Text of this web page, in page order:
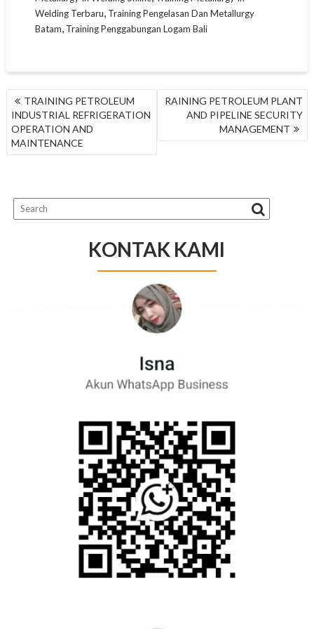
Welding Terbaru, Training Pengelasan Dan Metallurgy
Batam, Training Penggabungan Logam Bali
NAVIGASI
POS
TRAINING PETROLEUM
INDUSTRIAL REFRIGERATION
OPERATION AND
MAINTENANCE
RAINING PETROLEUM PLANT
AND PIPELINE SECURITY
MANAGEMENT
KONTAK KAMI